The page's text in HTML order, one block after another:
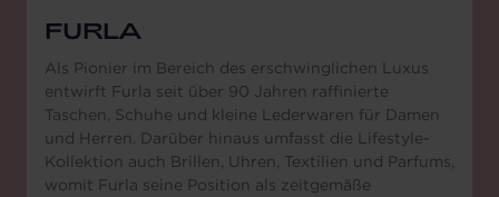
FURLA
Als Pionier im Bereich des erschwinglichen Luxus
entwirft Furla seit über 90 Jahren raffinierte
Taschen, Schuhe und kleine Lederwaren für Damen
und Herren. Darüber hinaus umfasst die Lifestyle-
Kollektion auch Brillen, Uhren, Textilien und Parfums,
womit Furla seine Position als zeitgemäße